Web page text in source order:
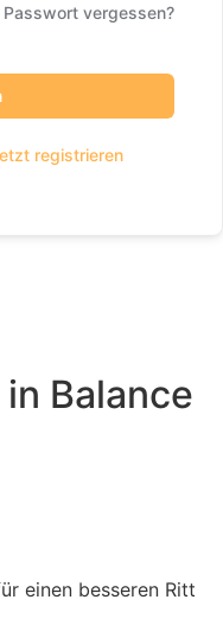
Passwort vergessen?
registrieren
Balance
einen besseren Ritt